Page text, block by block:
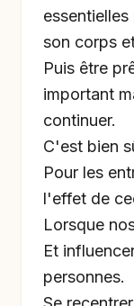
son corps
Puis être
important
continuer.
C'est bien
Pour les
l'effet de
Lorsque
Et
personnes.